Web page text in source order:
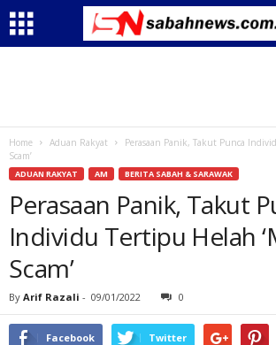
Home Aduan Rakyat
Perasaan Panik, Takut Punca
Scam’
ADUAN RAKYAT AM BERITA SABAH & SARAWAK
Perasaan Panik, Takut
Individu Tertipu Helah
Scam’
By Arif Razali - 09/01/2022 0
Facebook Twitter